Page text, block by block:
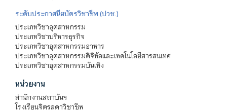
ระดับประกาศนียบัตรวิชาชีพ (ปวช.)
ประเภทวิชาอุตสาหกรรม
ประเภทวิชาบริหารธุรกิจ
ประเภทวิชาอุตสาหกรรมอาหาร
ประเภทวิชาอุตสาหกรรมดิจิทัลและเทคโนโลยีสารสนเทศ
ประเภทวิชาอุตสาหกรรมบันเทิง
หน่วยงาน
สำนักงานสถาบันฯ
โรงเรียนจิตรลดาวิชาชีพ